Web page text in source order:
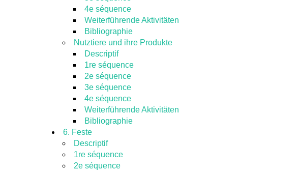
4e séquence
Weiterführende Aktivitäten
Bibliographie
Nutztiere und ihre Produkte
Descriptif
1re séquence
2e séquence
3e séquence
4e séquence
Weiterführende Aktivitäten
Bibliographie
6. Feste
Descriptif
1re séquence
2e séquence